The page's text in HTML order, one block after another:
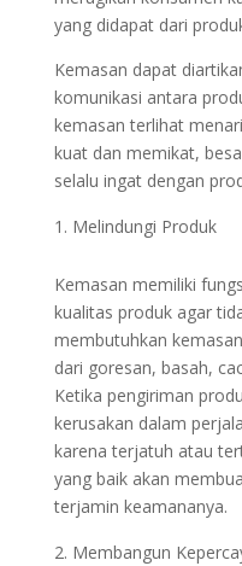
yang didapat dari
Kemasan dapat
komunikasi antara
kemasan terlihat
kuat dan memikat,
selalu ingat dengan
Melindungi Produk
Kemasan memiliki
kualitas produk agar
membutuhkan
dari goresan, basah,
Ketika pengiriman
kerusakan dalam
karena terjatuh atau
yang baik akan
terjamin keamananya.
Membangun